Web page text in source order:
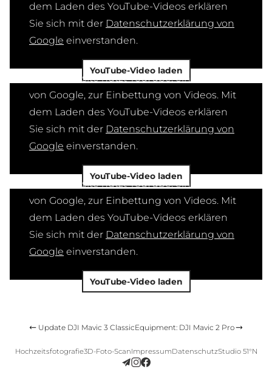
dem Laden des YouTube-Videos erklären
Sie sich mit der Datenschutzerklärung von
Google einverstanden.
YouTube-Video laden
Diese Website nutzt YouTube, ein Service
von Google, zur Einbettung von Videos. Mit
dem Laden des YouTube-Videos erklären
Sie sich mit der Datenschutzerklärung von
Google einverstanden.
YouTube-Video laden
Diese Website nutzt YouTube, ein Service
von Google, zur Einbettung von Videos. Mit
dem Laden des YouTube-Videos erklären
Sie sich mit der Datenschutzerklärung von
Google einverstanden.
YouTube-Video laden
Update DJI Mavic 3 ClassicEquipment: DJI Mavic 2 Pro
Hochzeitsfotografie3D-Foto-ScanImpressumDatenschutzStudio 51°N